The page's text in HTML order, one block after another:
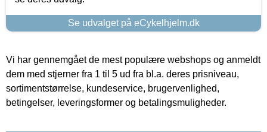
Se udvalget på eCykelhjelm.dk
Vi har gennemgået de mest populære webshops og anmeldt
dem med stjerner fra 1 til 5 ud fra bl.a. deres prisniveau,
sortimentstørrelse, kundeservice, brugervenlighed,
betingelser, leveringsformer og betalingsmuligheder.